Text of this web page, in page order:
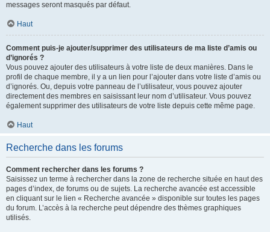
messages seront masqués par défaut.
Haut
Comment puis-je ajouter/supprimer des utilisateurs de ma liste d’amis ou
d’ignorés ?
Vous pouvez ajouter des utilisateurs à votre liste de deux manières. Dans le
profil de chaque membre, il y a un lien pour l’ajouter dans votre liste d’amis ou
d’ignorés. Ou, depuis votre panneau de l’utilisateur, vous pouvez ajouter
directement des membres en saisissant leur nom d’utilisateur. Vous pouvez
également supprimer des utilisateurs de votre liste depuis cette même page.
Haut
Recherche dans les forums
Comment rechercher dans les forums ?
Saisissez un terme à rechercher dans la zone de recherche située en haut des
pages d’index, de forums ou de sujets. La recherche avancée est accessible
en cliquant sur le lien « Recherche avancée » disponible sur toutes les pages
du forum. L’accès à la recherche peut dépendre des thèmes graphiques
utilisés.